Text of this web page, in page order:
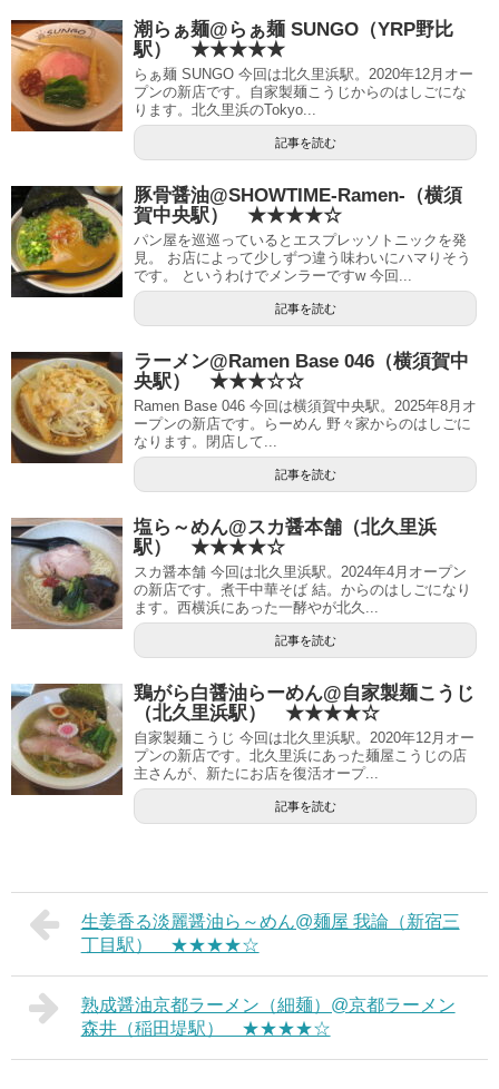
潮らぁ麺@らぁ麺 SUNGO（YRP野比
駅） ★★★★★
らぁ麺 SUNGO 今回は北久里浜駅。2020年12月オー
プンの新店です。自家製麺こうじからのはしごにな
ります。北久里浜のTokyo...
記事を読む
豚骨醤油@SHOWTIME-Ramen-（横須
賀中央駅） ★★★★☆
パン屋を巡巡っているとエスプレッソトニックを発
見。 お店によって少しずつ違う味わいにハマりそう
です。 というわけでメンラーですw 今回...
記事を読む
ラーメン@Ramen Base 046（横須賀中
央駅） ★★★☆☆
Ramen Base 046 今回は横須賀中央駅。2025年8月オ
ープンの新店です。らーめん 野々家からのはしごに
なります。閉店して...
記事を読む
塩ら～めん@スカ醤本舗（北久里浜
駅） ★★★★☆
スカ醤本舗 今回は北久里浜駅。2024年4月オープン
の新店です。煮干中華そば 結。からのはしごになり
ます。西横浜にあった一酵やが北久...
記事を読む
鶏がら白醤油らーめん@自家製麺こうじ
（北久里浜駅） ★★★★☆
自家製麺こうじ 今回は北久里浜駅。2020年12月オー
プンの新店です。北久里浜にあった麺屋こうじの店
主さんが、新たにお店を復活オープ...
記事を読む
生姜香る淡麗醤油ら～めん@麺屋 我論（新宿三
丁目駅） ★★★★☆
熟成醤油京都ラーメン（細麺）@京都ラーメン
森井（稲田堤駅） ★★★★☆